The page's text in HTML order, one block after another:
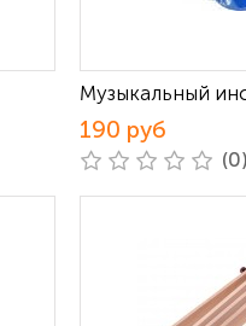
Музыкальный
190 руб